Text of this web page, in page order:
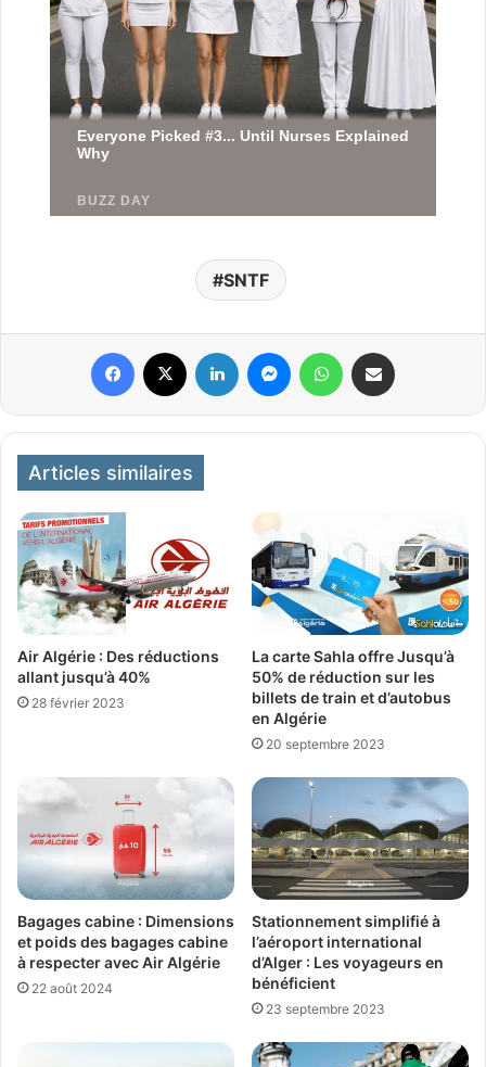
SNTF
Articles similaires
Air Algérie : Des réductions
allant jusqu’à 40%
28 février 2023
La carte Sahla offre Jusqu’à
50% de réduction sur les
billets de train et d’autobus
en Algérie
20 septembre 2023
Bagages cabine : Dimensions
et poids des bagages cabine
à respecter avec Air Algérie
22 août 2024
Stationnement simplifié à
l’aéroport international
d’Alger : Les voyageurs en
bénéficient
23 septembre 2023